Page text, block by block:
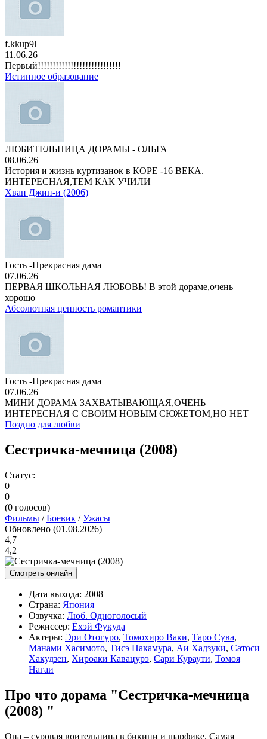
f.kkup9l
11.06.26
Первый!!!!!!!!!!!!!!!!!!!!!!!!!!!!
Истинное образование
ЛЮБИТЕЛЬНИЦА ДОРАМЫ - ОЛЬГА
08.06.26
История и жизнь куртизанок в КОРЕ -16 ВЕКА.
ИНТЕРЕСНАЯ,ТЕМ КАК УЧИЛИ
Хван Джин-и (2006)
Гость -Прекрасная дама
07.06.26
ПЕРВАЯ ШКОЛЬНАЯ ЛЮБОВЬ! В этой дораме,очень
хорошо
Абсолютная ценность романтики
Гость -Прекрасная дама
07.06.26
МИНИ ДОРАМА ЗАХВАТЫВАЮЩАЯ,ОЧЕНЬ
ИНТЕРЕСНАЯ С СВОИМ НОВЫМ СЮЖЕТОМ,НО НЕТ
Поздно для любви
Сестричка-мечница (2008)
Статус:
0
0
(0 голосов)
Фильмы /Боевик /Ужасы
Обновлено (01.08.2026)
4,7
4,2
Смотреть онлайн
Дата выхода: 2008
Страна: Япония
Озвучка: Люб. Одноголосый
Режиссер: Ёхэй Фукуда
Актеры: Эри Отогуро, Томохиро Ваки, Таро Сува,
Манами Хасимото, Тисэ Накамура, Аи Хадзуки, Сатоси
Хакудзен, Хироаки Кавацурэ, Сари Кураути, Томоя
Нагаи
Про что дорама "Сестричка-мечница
(2008) "
Она – суровая воительница в бикини и шарфике. Самая